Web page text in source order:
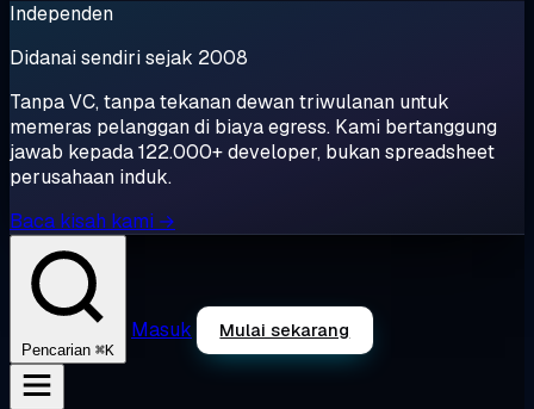
Independen
Didanai sendiri sejak 2008
Tanpa VC, tanpa tekanan dewan triwulanan untuk
memeras pelanggan di biaya egress. Kami bertanggung
jawab kepada 122.000+ developer, bukan spreadsheet
perusahaan induk.
Baca kisah kami →
Pencarian ⌘K
Masuk Mulai sekarang